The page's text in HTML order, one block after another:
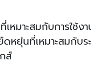
มาะสมกับการใช้ง
ยุ่นที่เหมาะสมกับร
ส์